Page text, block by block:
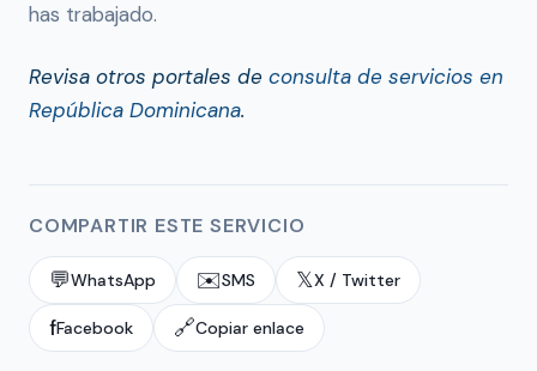
has trabajado.
Revisa otros portales de consulta de servicios en
República Dominicana.
COMPARTIR ESTE SERVICIO
💬WhatsApp ✉️SMS 𝕏X / Twitter
fFacebook 🔗Copiar enlace